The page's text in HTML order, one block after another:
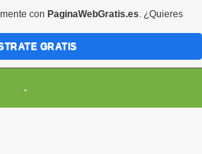
.
con PaginaWebGratis.es. ¿Quieres
GRATIS